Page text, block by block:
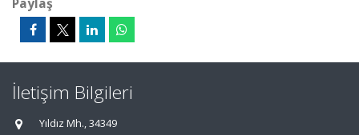
İletişim Bilgileri
Yıldız Mh., 34349